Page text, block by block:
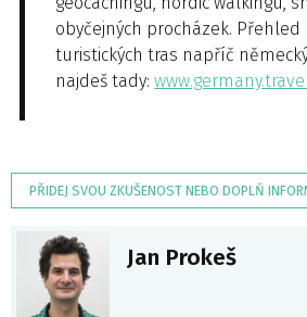
obyčejných procházek. Přehled
turistických tras napříč
najdeš tady: www.germany.travel
PŘIDEJ SVOU ZKUŠENOST NEBO DOPLŇ
Jan Prokeš